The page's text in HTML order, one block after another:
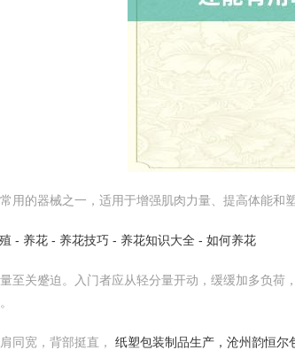
用的器械之一，适用于增强肌肉力量、提高体能和
- 养花 - 养花技巧 - 养花知识大全 - 如何养花
至关蹙迫。入门者应从轻分量开动，缓缓加多负
同宽，背部挺直， 纸塑包装制品生产，沧州韵恒尔